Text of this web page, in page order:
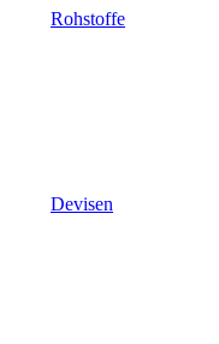
Rohstoffe
Devisen